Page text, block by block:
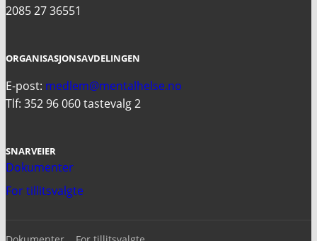
2085 27 36551
ORGANISASJONSAVDELINGEN
E-post: medlem@mentalhelse.no
Tlf: 352 96 060 tastevalg 2
SNARVEIER
Dokumenter
For tillitsvalgte